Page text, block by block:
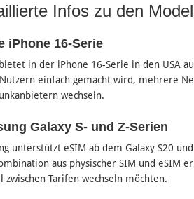
Infos zu den
iPhone 16-Serie
in der iPhone 16-Serie in den USA
einfach gemacht wird, mehrere
wechseln​.
Galaxy S- und Z-Serien
unterstützt eSIM ab dem Galaxy S20
aus physischer SIM und eSIM
zwischen Tarifen wechseln möchten​.